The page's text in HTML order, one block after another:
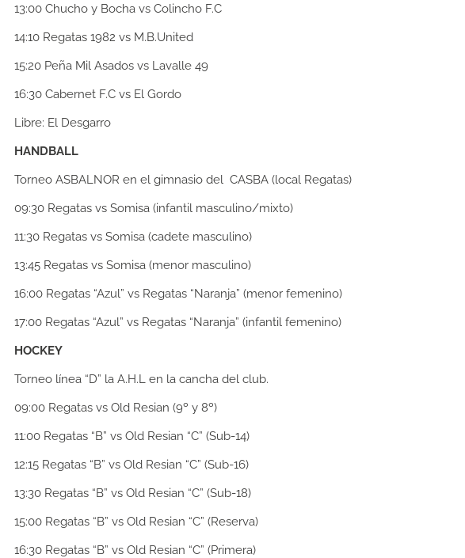
13:00 Chucho y Bocha vs Colincho F.C
14:10 Regatas 1982 vs M.B.United
15:20 Peña Mil Asados vs Lavalle 49
16:30 Cabernet F.C vs El Gordo
Libre: El Desgarro
HANDBALL
Torneo ASBALNOR en el gimnasio del CASBA (local Regatas)
09:30 Regatas vs Somisa (infantil masculino/mixto)
11:30 Regatas vs Somisa (cadete masculino)
13:45 Regatas vs Somisa (menor masculino)
16:00 Regatas “Azul” vs Regatas “Naranja” (menor femenino)
17:00 Regatas “Azul” vs Regatas “Naranja” (infantil femenino)
HOCKEY
Torneo línea “D” la A.H.L en la cancha del club.
09:00 Regatas vs Old Resian (9º y 8º)
11:00 Regatas “B” vs Old Resian “C” (Sub-14)
12:15 Regatas “B” vs Old Resian “C” (Sub-16)
13:30 Regatas “B” vs Old Resian “C” (Sub-18)
15:00 Regatas “B” vs Old Resian “C” (Reserva)
16:30 Regatas “B” vs Old Resian “C” (Primera)